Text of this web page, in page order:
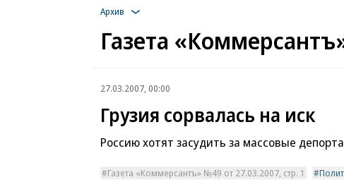
Архив
Газета
27.03.2007, 00:00
Грузия сорвалась на иск
Россию хотят засудить за массовые
Газета «Коммерсантъ» №49 от 27.03.2007, стр. 1